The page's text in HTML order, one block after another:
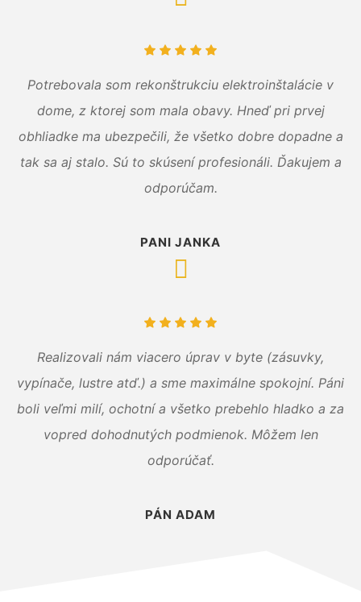
Potrebovala som rekonštrukciu elektroinštalácie v
dome, z ktorej som mala obavy. Hneď pri prvej
obhliadke ma ubezpečili, že všetko dobre dopadne a
tak sa aj stalo. Sú to skúsení profesionáli. Ďakujem a
odporúčam.
PANI JANKA
Realizovali nám viacero úprav v byte (zásuvky,
vypínače, lustre atď.) a sme maximálne spokojní. Páni
boli veľmi milí, ochotní a všetko prebehlo hladko a za
vopred dohodnutých podmienok. Môžem len
odporúčať.
PÁN ADAM